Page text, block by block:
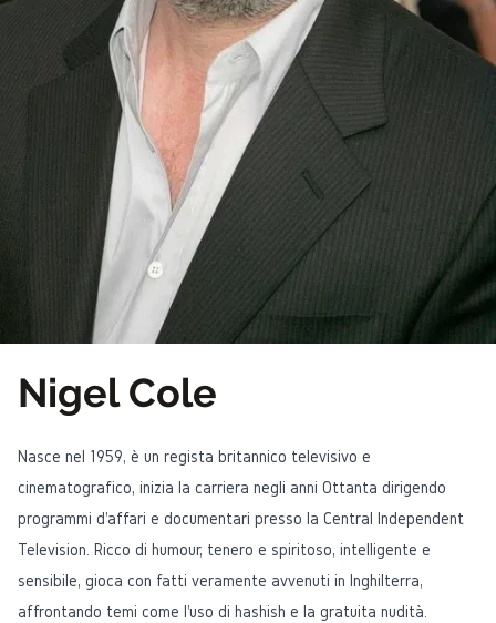
Nigel Cole
Nasce nel 1959, è un regista britannico televisivo e
cinematografico, inizia la carriera negli anni Ottanta dirigendo
programmi d'affari e documentari presso la Central Independent
Television. Ricco di humour, tenero e spiritoso, intelligente e
sensibile, gioca con fatti veramente avvenuti in Inghilterra,
affrontando temi come l'uso di hashish e la gratuita nudità.